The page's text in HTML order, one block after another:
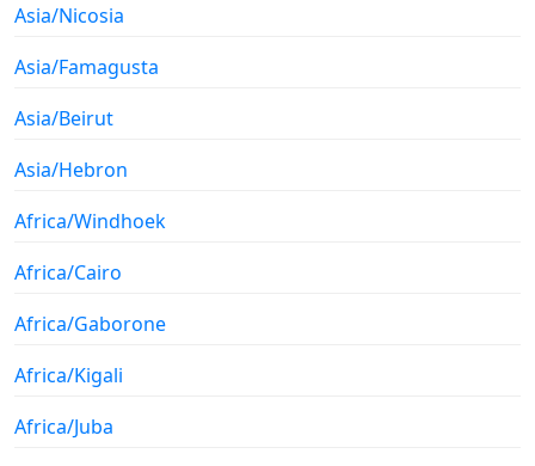
Asia/Nicosia
Asia/Famagusta
Asia/Beirut
Asia/Hebron
Africa/Windhoek
Africa/Cairo
Africa/Gaborone
Africa/Kigali
Africa/Juba